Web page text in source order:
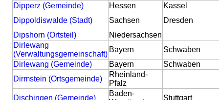
Dipperz (Gemeinde)
Hessen
Kassel
Dippoldiswalde (Stadt)
Sachsen
Dresden
Dipshorn (Ortsteil)
Niedersachsen
Dirlewang
(Verwaltungsgemeinschaft)
Bayern
Schwaben
Dirlewang (Gemeinde)
Bayern
Schwaben
Dirmstein (Ortsgemeinde)
Rheinland-
Pfalz
Dischingen (Gemeinde)
Baden-
Stuttgart